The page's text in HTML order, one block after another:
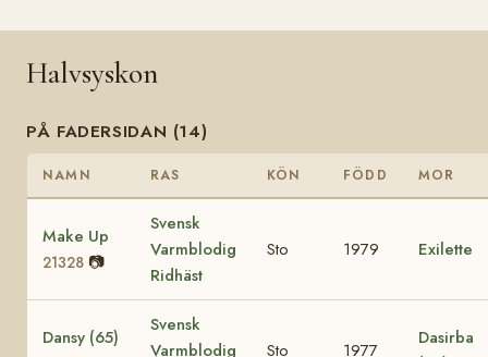
Halvsyskon
PÅ FADERSIDAN (14)
NAMN RAS KÖN FÖDD MOR
Make Up
21328 📷
Svensk
Varmblodig
Ridhäst
Sto 1979 Exilette
Dansy (65)
Svensk
Varmblodig
Sto 1977
Dasirba